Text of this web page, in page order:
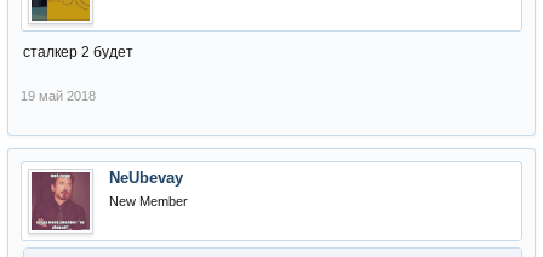
сталкер 2 будет
19 май 2018
NeUbevay
New Member